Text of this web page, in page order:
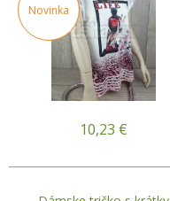
Novinka
10,23 €